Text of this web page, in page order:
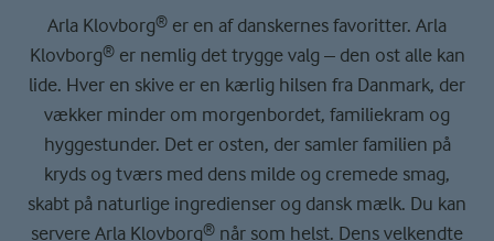
Arla Klovborg® er en af danskernes favoritter. Arla
Klovborg® er nemlig det trygge valg – den ost alle kan
lide. Hver en skive er en kærlig hilsen fra Danmark, der
vækker minder om morgenbordet, familiekram og
hyggestunder. Det er osten, der samler familien på
kryds og tværs med dens milde og cremede smag,
skabt på naturlige ingredienser og dansk mælk. Du kan
servere Arla Klovborg® når som helst. Dens velkendte